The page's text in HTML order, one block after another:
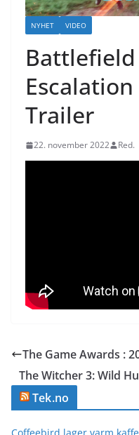
NYHET VIDEO
Trailer
22. november 2022 Red.
The Game Awards :
The Witcher 3: Wild
Tek.no